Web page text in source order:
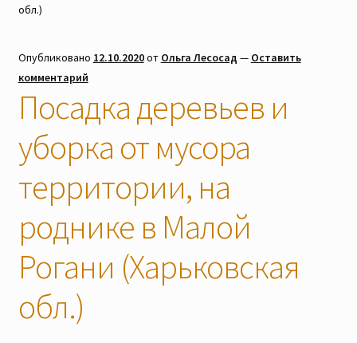
Наши мероприятия, Акции
Контакты
Корзина
Оформление заказа
Оплата и доставка
Мой аккаунт
обл.)
Опубликовано 12.10.2020от Ольга Лесосад — Оставить
комментарий
Посадка деревьев и
уборка от мусора
территории, на
роднике в Малой
Рогани (Харьковская
обл.)